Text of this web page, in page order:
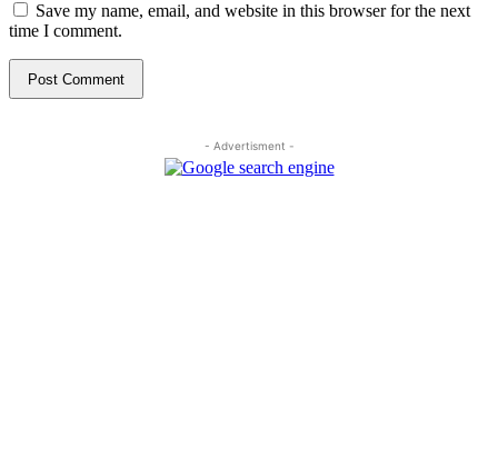
Save my name, email, and website in this browser for the next
time I comment.
- Advertisment -